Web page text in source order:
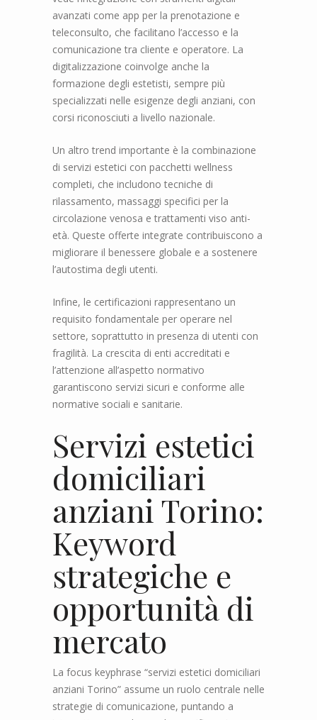
avanzati come app per la prenotazione e
teleconsulto, che facilitano l’accesso e la
comunicazione tra cliente e operatore. La
digitalizzazione coinvolge anche la
formazione degli estetisti, sempre più
specializzati nelle esigenze degli anziani, con
corsi riconosciuti a livello nazionale.
Un altro trend importante è la combinazione
di servizi estetici con pacchetti wellness
completi, che includono tecniche di
rilassamento, massaggi specifici per la
circolazione venosa e trattamenti viso anti-
età. Queste offerte integrate contribuiscono a
migliorare il benessere globale e a sostenere
l’autostima degli utenti.
Infine, le certificazioni rappresentano un
requisito fondamentale per operare nel
settore, soprattutto in presenza di utenti con
fragilità. La crescita di enti accreditati e
l’attenzione all’aspetto normativo
garantiscono servizi sicuri e conforme alle
normative sociali e sanitarie.
Servizi estetici
domiciliari
anziani Torino:
Keyword
strategiche e
opportunità di
mercato
La focus keyphrase “servizi estetici domiciliari
anziani Torino” assume un ruolo centrale nelle
strategie di comunicazione, puntando a